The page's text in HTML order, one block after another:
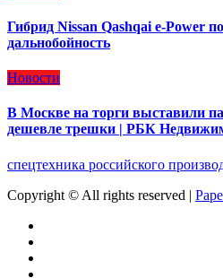
Гибрид Nissan Qashqai e-Power
дальнобойность
Новости
В Москве на торги выставили
дешевле трешки | РБК
спецтехника российского
Copyright © All rights reserved |